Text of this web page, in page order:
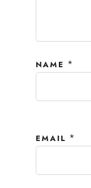
NAME *
EMAIL *